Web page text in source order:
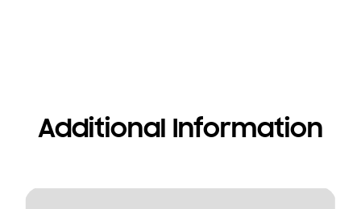
Additional Information